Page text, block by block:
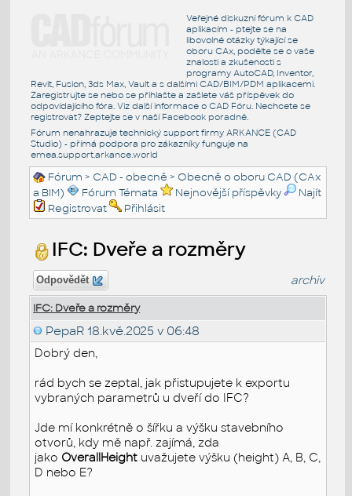
Veřejné diskuzní fórum k CAD
aplikacím - ptejte se na
libovolné otázky týkající se
oboru CAx, podělte se o vaše
znalosti a zkušenosti s
programy AutoCAD, Inventor,
Revit, Fusion, 3ds Max, Vault a s dalšími CAD/BIM/PDM aplikacemi.
Zaregistrujte se nebo se přihlašte a zašlete váš příspěvek do
odpovídajícího fóra. Viz další informace o CAD Fóru. Nechcete se
registrovat? Zeptejte se v naší Facebook poradně.
Fórum nenahrazuje technický support firmy ARKANCE (CAD
Studio) - přímá podpora pro zákazníky funguje na
emea.support.arkance.world
Fórum > CAD - obecně > Obecně o oboru CAD (CAx
a BIM)
Fórum Témata Nejnovější příspěvky
Najít
Registrovat
Přihlásit
IFC: Dveře a rozměry
Odpovědět archiv
IFC: Dveře a rozměry
PepaR 18.kvě.2025 v 06:48
Dobrý den,
rád bych se zeptal, jak přistupujete k exportu
vybraných parametrů u dveří do IFC?
Jde mí konkrétně o šířku a výšku stavebního
otvorů, kdy mě např. zajímá, zda
jako OverallHeight uvažujete výšku (height) A, B, C,
D nebo E?